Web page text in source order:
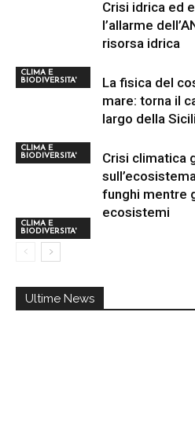
CLIMA E
BIODIVERSITA'
Crisi idrica ed
l’allarme
risorsa idrica
CLIMA E
BIODIVERSITA'
La fisica del
mare: torna il
largo della
CLIMA E
BIODIVERSITA'
Crisi climatica
funghi mentre
ecosistemi
Ultime News